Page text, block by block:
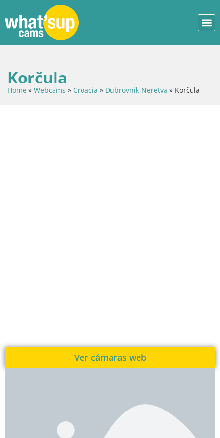
Korčula
Home » Webcams » Croacia » Dubrovnik-Neretva » Korčula
Ver cámaras web